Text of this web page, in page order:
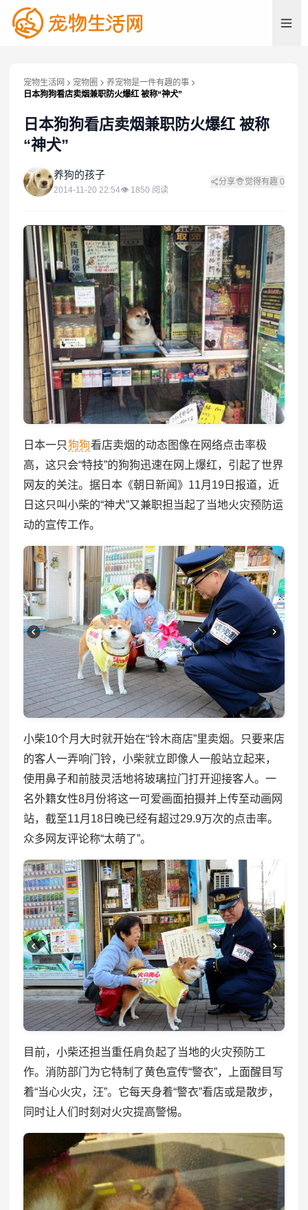
宠物生活网 宠物圈
养宠物是一件有趣的事
日本狗狗看店卖烟兼职防火爆红 被称“神犬”
日本狗狗看店卖烟兼职防火爆红 被称
“神犬”
养 养狗的孩子
2014-11-20 22:54👁 1850 阅读
分享 觉得有趣 0
日本一只狗狗看店卖烟的动态图像在网络点击率极
高，这只会“特技”的狗狗迅速在网上爆红，引起了世界
网友的关注。据日本《朝日新闻》11月19日报道，近
日这只叫小柴的“神犬”又兼职担当起了当地火灾预防运
动的宣传工作。
小柴10个月大时就开始在“铃木商店”里卖烟。只要来店
的客人一弄响门铃，小柴就立即像人一般站立起来，
使用鼻子和前肢灵活地将玻璃拉门打开迎接客人。一
名外籍女性8月份将这一可爱画面拍摄并上传至动画网
站，截至11月18日晚已经有超过29.9万次的点击率。
众多网友评论称“太萌了”。
目前，小柴还担当重任肩负起了当地的火灾预防工
作。消防部门为它特制了黄色宣传“警衣”，上面醒目写
着“当心火灾，汪”。它每天身着“警衣”看店或是散步，
同时让人们时刻对火灾提高警惕。